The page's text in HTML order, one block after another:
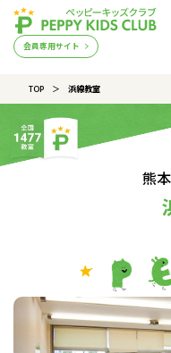
会員専用サイト
TOP 浜線教室
熊